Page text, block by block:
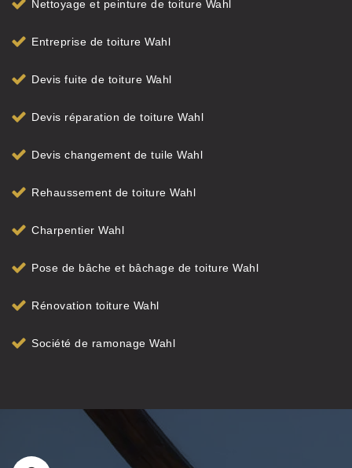
Nettoyage et peinture de toiture Wahl
Entreprise de toiture Wahl
Devis fuite de toiture Wahl
Devis réparation de toiture Wahl
Devis changement de tuile Wahl
Rehaussement de toiture Wahl
Charpentier Wahl
Pose de bâche et bâchage de toiture Wahl
Rénovation toiture Wahl
Société de ramonage Wahl